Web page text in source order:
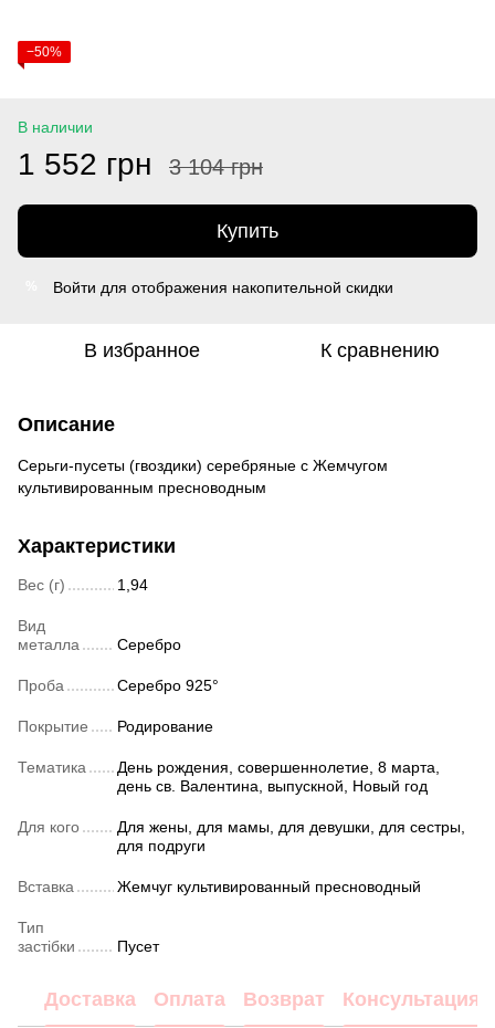
−50%
В наличии
1 552 грн 3 104 грн
Купить
Войти для отображения накопительной скидки
В избранное К сравнению
Описание
Серьги-пусеты (гвоздики) серебряные с Жемчугом
культивированным пресноводным
Характеристики
Вес (г) 1,94
Вид
металла
Серебро
Проба Серебро 925°
Покрытие Родирование
Тематика
День рождения, совершеннолетие, 8 марта,
день св. Валентина, выпускной, Новый год
Для кого
Для жены, для мамы, для девушки, для сестры,
для подруги
Вставка Жемчуг культивированный пресноводный
Тип
застібки
Пусет
Доставка Оплата Возврат Консультация